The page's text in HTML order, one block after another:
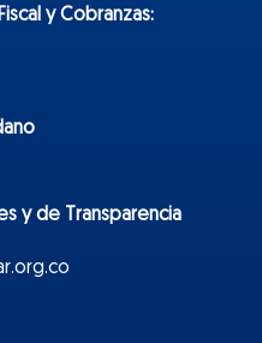
y Cobranzas:
y de Transparencia